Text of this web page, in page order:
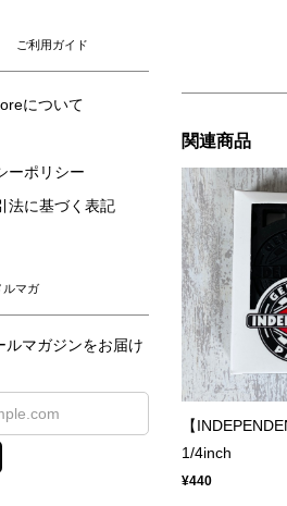
関連商品
【
1/4inch
¥440
ご利用ガイド
について
ーポリシー
法に基づく表記
ルマガ
ルマガジンをお届け